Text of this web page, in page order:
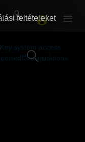
RÓLUNK
RÓLUNK
system access
feltételeket